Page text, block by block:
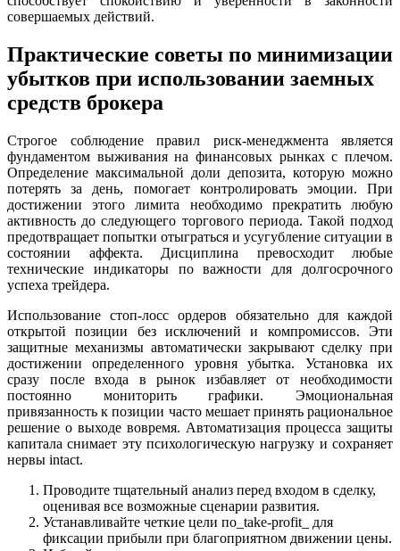
совершаемых действий.
Практические советы по минимизации
убытков при использовании заемных
средств брокера
Строгое соблюдение правил риск-менеджмента является
фундаментом выживания на финансовых рынках с плечом.
Определение максимальной доли депозита, которую можно
потерять за день, помогает контролировать эмоции. При
достижении этого лимита необходимо прекратить любую
активность до следующего торгового периода. Такой подход
предотвращает попытки отыграться и усугубление ситуации в
состоянии аффекта. Дисциплина превосходит любые
технические индикаторы по важности для долгосрочного
успеха трейдера.
Использование стоп-лосс ордеров обязательно для каждой
открытой позиции без исключений и компромиссов. Эти
защитные механизмы автоматически закрывают сделку при
достижении определенного уровня убытка. Установка их
сразу после входа в рынок избавляет от необходимости
постоянно мониторить графики. Эмоциональная
привязанность к позиции часто мешает принять рациональное
решение о выходе вовремя. Автоматизация процесса защиты
капитала снимает эту психологическую нагрузку и сохраняет
нервы intact.
Проводите тщательный анализ перед входом в сделку,
оценивая все возможные сценарии развития.
Устанавливайте четкие цели по_take-profit_ для
фиксации прибыли при благоприятном движении цены.